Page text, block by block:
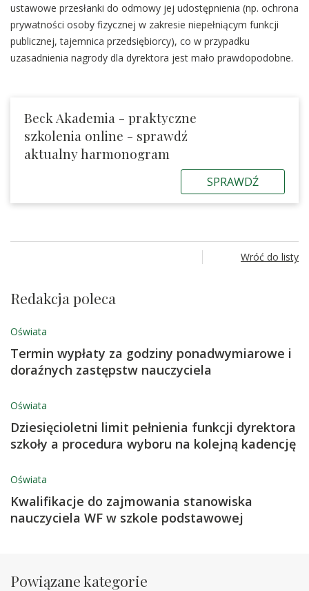
ustawowe przesłanki do odmowy jej udostępnienia (np. ochrona
prywatności osoby fizycznej w zakresie niepełniącym funkcji
publicznej, tajemnica przedsiębiorcy), co w przypadku
uzasadnienia nagrody dla dyrektora jest mało prawdopodobne.
Beck Akademia - praktyczne
szkolenia online - sprawdź
aktualny harmonogram
SPRAWDŹ
Wróć do listy
Redakcja poleca
Oświata
Termin wypłaty za godziny ponadwymiarowe i
doraźnych zastępstw nauczyciela
Oświata
Dziesięcioletni limit pełnienia funkcji dyrektora
szkoły a procedura wyboru na kolejną kadencję
Oświata
Kwalifikacje do zajmowania stanowiska
nauczyciela WF w szkole podstawowej
Powiązane kategorie